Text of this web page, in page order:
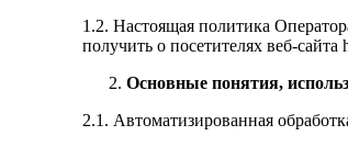
1.2. Настоящая политика
получить о посетителях веб-
Основные понятия,
2.1. Автоматизированная